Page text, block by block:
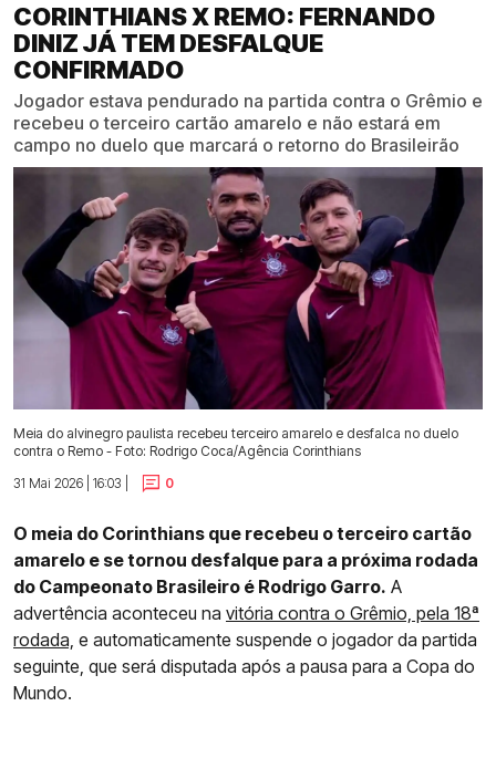
CORINTHIANS X REMO: FERNANDO
DINIZ JÁ TEM DESFALQUE
CONFIRMADO
Jogador estava pendurado na partida contra o Grêmio e
recebeu o terceiro cartão amarelo e não estará em
campo no duelo que marcará o retorno do Brasileirão
Meia do alvinegro paulista recebeu terceiro amarelo e desfalca no duelo
contra o Remo - Foto: Rodrigo Coca/Agência Corinthians
31 Mai 2026 | 16:03 |
0
O meia do Corinthians que recebeu o terceiro cartão
amarelo e se tornou desfalque para a próxima rodada
do Campeonato Brasileiro é Rodrigo Garro. A
advertência aconteceu na vitória contra o Grêmio, pela 18ª
rodada, e automaticamente suspende o jogador da partida
seguinte, que será disputada após a pausa para a Copa do
Mundo.